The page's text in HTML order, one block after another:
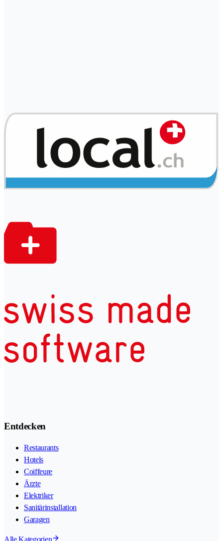
Entdecken
Restaurants
Hotels
Coiffeure
Ärzte
Elektriker
Sanitärinstallation
Garagen
Alle Kategorien